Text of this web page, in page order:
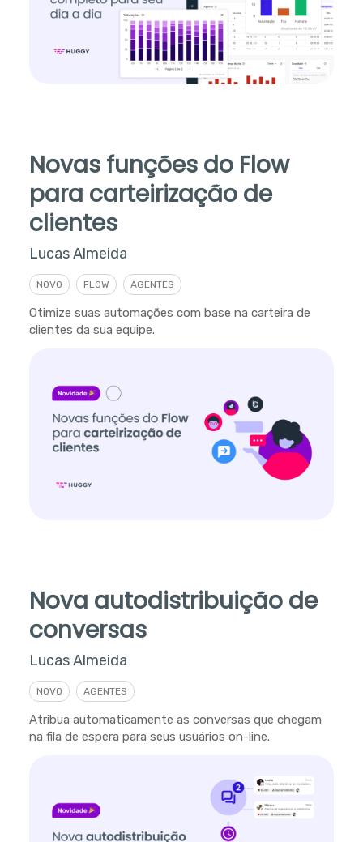
Novas funções do Flow
para carteirização de
clientes
Lucas Almeida
NOVO FLOW AGENTES
Otimize suas automações com base na carteira de
clientes da sua equipe.
Nova autodistribuição de
conversas
Lucas Almeida
NOVO AGENTES
Atribua automaticamente as conversas que chegam
na fila de espera para seus usuários on-line.